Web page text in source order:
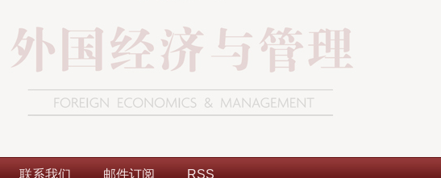
联系我们 邮件订阅 RSS